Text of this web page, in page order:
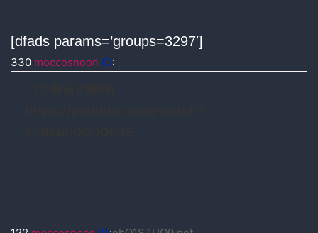
[dfads params=’groups=3297′]
330 moccosnoon ID: